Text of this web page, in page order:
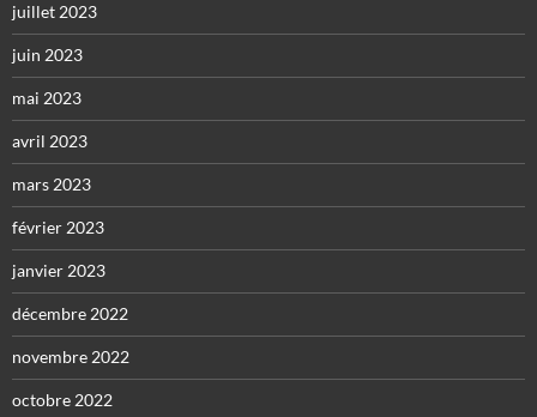
juillet 2023
juin 2023
mai 2023
avril 2023
mars 2023
février 2023
janvier 2023
décembre 2022
novembre 2022
octobre 2022